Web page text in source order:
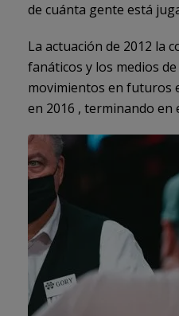
de cuánta gente está
La actuación de 2012 la
fanáticos y los medios
movimientos en futuros
en 2016 , terminando en